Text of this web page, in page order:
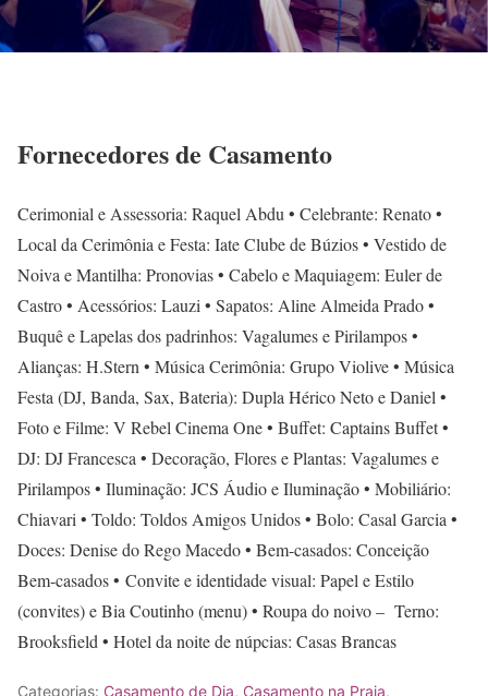
Fornecedores de Casamento
Cerimonial e Assessoria: Raquel Abdu • Celebrante: Renato •
Local da Cerimônia e Festa: Iate Clube de Búzios • Vestido de
Noiva e Mantilha: Pronovias • Cabelo e Maquiagem: Euler de
Castro • Acessórios: Lauzi • Sapatos: Aline Almeida Prado •
Buquê e Lapelas dos padrinhos: Vagalumes e Pirilampos •
Alianças: H.Stern • Música Cerimônia: Grupo Violive • Música
Festa (DJ, Banda, Sax, Bateria): Dupla Hérico Neto e Daniel •
Foto e Filme: V Rebel Cinema One • Buffet: Captains Buffet •
DJ: DJ Francesca • Decoração, Flores e Plantas: Vagalumes e
Pirilampos • Iluminação: JCS Áudio e Iluminação • Mobiliário:
Chiavari • Toldo: Toldos Amigos Unidos • Bolo: Casal Garcia •
Doces: Denise do Rego Macedo • Bem-casados: Conceição
Bem-casados • Convite e identidade visual: Papel e Estilo
(convites) e Bia Coutinho (menu) • Roupa do noivo – Terno:
Brooksfield • Hotel da noite de núpcias: Casas Brancas
Categorias: Casamento de Dia, Casamento na Praia,